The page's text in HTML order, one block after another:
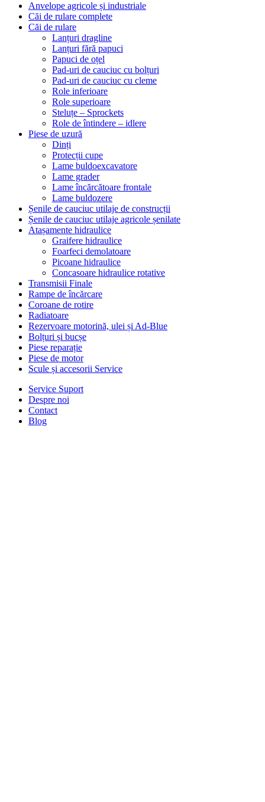
Anvelope agricole și industriale
Căi de rulare complete
Căi de rulare
Lanțuri dragline
Lanțuri fără papuci
Papuci de oțel
Pad-uri de cauciuc cu bolțuri
Pad-uri de cauciuc cu cleme
Role inferioare
Role superioare
Steluțe – Sprockets
Role de întindere – idlere
Piese de uzură
Dinți
Protecții cupe
Lame buldoexcavatore
Lame grader
Lame încărcătoare frontale
Lame buldozere
Șenile de cauciuc utilaje de construcții
Șenile de cauciuc utilaje agricole șenilate
Atașamente hidraulice
Graifere hidraulice
Foarfeci demolatoare
Picoane hidraulice
Concasoare hidraulice rotative
Transmisii Finale
Rampe de încărcare
Coroane de rotire
Radiatoare
Rezervoare motorină, ulei și Ad-Blue
Bolțuri și bucșe
Piese reparație
Piese de motor
Scule și accesorii Service
Service Suport
Despre noi
Contact
Blog